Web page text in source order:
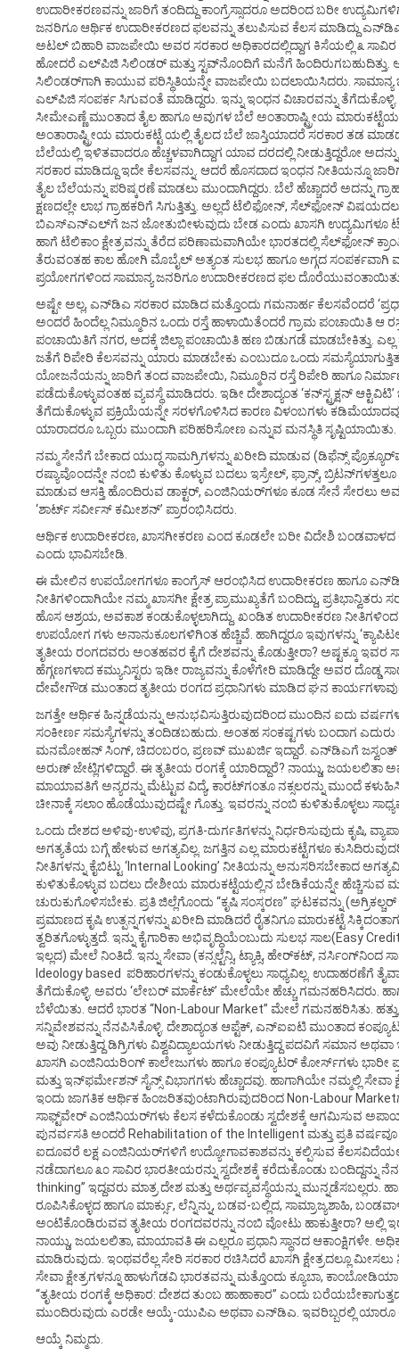
ಉದಾರೀಕರಣವನ್ನು ಜಾರಿಗೆ ತಂದಿದ್ದು ಕಾಂಗ್ರೆಸ್ಸಾದರೂ ಅದರಿಂದ ಬರೀ
ಜನರಿಗೂ ಆರ್ಥಿಕ ಉದಾರೀಕರಣದ ಫಲವನ್ನು ತಲುಪಿಸುವ ಕೆಲಸ ಮಾಡಿದ್ದು
ಅಟಲ್ ಬಿಹಾರಿ ವಾಜಪೇಯಿ ಅವರ ಸರಕಾರ ಅಧಿಕಾರದಲ್ಲಿದ್ದಾಗ ಕಿಸೆಯಲ್ಲಿ ೩ ಸಾವಿರ
ಹೋದರೆ ಎಲ್‌ಪಿಜಿ ಸಿಲಿಂಡರ್ ಮತ್ತು ಸ್ಟವ್‌ನೊಂದಿಗೆ ಮನೆಗೆ ಹಿಂದಿರುಗಬಹುದಿತ್ತು.
ಸಿಲಿಂಡರ್‌ಗಾಗಿ ಕಾಯುವ ಪರಿಸ್ಥಿತಿಯನ್ನೇ ವಾಜಪೇಯಿ ಬದಲಾಯಿಸಿದರು. ಸಾಮಾನ್ಯ
ಎಲ್‌ಪಿಜಿ ಸಂಪರ್ಕ ಸಿಗುವಂತೆ ಮಾಡಿದ್ದರು. ಇನ್ನು ಇಂಧನ ವಿಚಾರವನ್ನು
ಸೀಮೇಎಣ್ಣೆ ಮುಂತಾದ ತೈಲ ಹಾಗೂ ಅವುಗಳ ಬೆಲೆ ಅಂತಾರಾಷ್ಟ್ರೀಯ
ಅಂತಾರಾಷ್ಟ್ರೀಯ ಮಾರುಕಟ್ಟೆ ಯಲ್ಲಿ ತೈಲದ ಬೆಲೆ ಜಾಸ್ತಿಯಾದರೆ ಸರಕಾರ ತಡ
ಬೆಲೆಯಲ್ಲಿ ಇಳಿತವಾದರೂ ಹೆಚ್ಚಳವಾಗಿದ್ದಾಗ ಯಾವ ದರದಲ್ಲಿ ನೀಡುತ್ತಿದ್ದರೋ
ಸರಕಾರ ಮಾಡಿದ್ದೂ ಇದೇ ಕೆಲಸವನ್ನು. ಆದರೆ ಹೊಸದಾದ ಇಂಧನ ನೀತಿಯನ್ನೂ
ತೈಲ ಬೆಲೆಯನ್ನು ಪರಿಷ್ಕರಣೆ ಮಾಡಲು ಮುಂದಾಗಿದ್ದರು. ಬೆಲೆ ಹೆಚ್ಚಾದರೆ ಅದನ್ನು
ಕ್ಷಣದಲ್ಲೇ ಲಾಭ ಗ್ರಾಹಕರಿಗೆ ಸಿಗುತ್ತಿತ್ತು. ಅಲ್ಲದೆ ಟೆಲಿಫೋನ್, ಸೆಲ್‌ಫೋನ್
ಬಿಎಸ್‌ಎನ್‌ಎಲ್‌ಗೆ ಜನ ಜೋತುಬೀಳುವುದು ಬೇಡ ಎಂದು ಖಾಸಗಿ ಉದ್ಯಮಿಗಳೂ
ಹಾಗೆ ಟೆಲಿಕಾಂ ಕ್ಷೇತ್ರವನ್ನು ತೆರೆದ ಪರಿಣಾಮವಾಗಿಯೇ ಭಾರತದಲ್ಲಿ ಸೆಲ್‌ಫೋನ್
ತೆರುವಂತಹ ಕಾಲ ಹೋಗಿ ಮೊಬೈಲ್ ಅತ್ಯಂತ ಸುಲಭ ಹಾಗೂ ಅಗ್ಗದ ಸಂಪರ್ಕವಾಗಿ
ಪ್ರಯೋಗಗಳಿಂದ ಸಾಮಾನ್ಯ ಜನರಿಗೂ ಉದಾರೀಕರಣದ ಫಲ
ಅಷ್ಟೇ ಅಲ್ಲ, ಎನ್‌ಡಿಎ ಸರಕಾರ ಮಾಡಿದ ಮತ್ತೊಂದು ಗಮನಾರ್ಹ ಕೆಲಸವೆಂದರೆ
ಅಂದರೆ ಹಿಂದೆಲ್ಲ ನಿಮ್ಮೂರಿನ ಒಂದು ರಸ್ತೆ ಹಾಳಾಯಿತೆಂದರೆ ಗ್ರಾಮ ಪಂಚಾಯಿತಿ ಆ
ಪಂಚಾಯಿತಿಗೆ ನಗರ, ಅದಕ್ಕೆ ಜಿಲ್ಲಾ ಪಂಚಾಯಿತಿ ಹಣ ಬಿಡುಗಡೆ ಮಾಡಬೇಕಿತ್ತು. ಎಲ್ಲ
ಜತೆಗೆ ರಿಪೇರಿ ಕೆಲಸವನ್ನು ಯಾರು ಮಾಡಬೇಕು ಎಂಬುದೂ ಒಂದು
ಯೋಜನೆಯನ್ನು ಜಾರಿಗೆ ತಂದ ವಾಜಪೇಯಿ, ನಿಮ್ಮೂರಿನ ರಸ್ತೆ ರಿಪೇರಿ ಹಾಗೂ
ಪಡೆದುಕೊಳ್ಳುವಂತಹ ವ್ಯವಸ್ಥೆ ಮಾಡಿದರು. ಇಡೀ ದೇಶಾದ್ಯಂತ ‘ಕನ್‌ಸ್ಟ್ರಕ್ಷನ್
ತೆಗೆದುಕೊಳ್ಳುವ ಪ್ರಕ್ರಿಯೆಯನ್ನೇ ಸರಳಗೊಳಿಸಿದ ಕಾರಣ ವಿಳಂಬಗಳು
ಯಾರಾದರೂ ಒಬ್ಬರು ಮುಂದಾಗಿ ಪರಿಹರಿಸೋಣ ಎನ್ನುವ ಮನಸ್ಥಿತಿ ಸೃಷ್ಟಿಯಾಯಿತು.
ನಮ್ಮ ಸೇನೆಗೆ ಬೇಕಾದ ಯುದ್ಧ ಸಾಮಗ್ರಿಗಳನ್ನು ಖರೀದಿ ಮಾಡುವ (ಡಿಫೆನ್ಸ್
ರಷ್ಯಾವೊಂದನ್ನೇ ನಂಬಿ ಕುಳಿತು ಕೊಳ್ಳುವ ಬದಲು ಇಸ್ರೇಲ್, ಫ್ರಾನ್ಸ್,
ಮಾಡುವ ಆಸಕ್ತಿ ಹೊಂದಿರುವ ಡಾಕ್ಟರ್, ಎಂಜಿನಿಯರ್‌ಗಳೂ ಕೂಡ ಸೇನೆ ಸೇರಲು
‘ಶಾರ್ಟ್ ಸರ್ವೀಸ್ ಕಮೀಶನ್’ ಪ್ರಾರಂಭಿಸಿದರು.
ಆರ್ಥಿಕ ಉದಾರೀಕರಣ, ಖಾಸಗೀಕರಣ ಎಂದ ಕೂಡಲೇ ಬರೀ ವಿದೇಶಿ
ಎಂದು ಭಾವಿಸಬೇಡಿ.
ಈ ಮೇಲಿನ ಉಪಯೋಗಗಳೂ ಕಾಂಗ್ರೆಸ್ ಆರಂಭಿಸಿದ ಉದಾರೀಕರಣ ಹಾಗೂ
ನೀತಿಗಳಿಂದಾಗಿಯೇ ನಮ್ಮ ಖಾಸಗೀ ಕ್ಷೇತ್ರ ಪ್ರಾಮುಖ್ಯತೆಗೆ ಬಂದಿದ್ದು,
ಹೊಸ ಆಶ್ರಯ, ಅವಕಾಶ ಕಂಡುಕೊಳ್ಳಲಾಗಿದ್ದು. ಖಂಡಿತ ಉದಾರೀಕರಣ
ಉಪಯೋಗ ಗಳು ಅನಾನುಕೂಲಗಳಿಗಿಂತ ಹೆಚ್ಚಿವೆ. ಹಾಗಿದ್ದರೂ ಇವುಗಳನ್ನು
ತೃತೀಯ ರಂಗದವರು ಅಂತಹವರ ಕೈಗೆ ದೇಶವನ್ನು ಕೊಡುತ್ತೀರಾ? ಅಷ್ಟಕ್ಕೂ
ಹೆಗ್ಗಣಗಳಾದ ಕಮ್ಯುನಿಸ್ಟರು ಇಡೀ ರಾಜ್ಯವನ್ನು ಕೊಳೆಗೇರಿ ಮಾಡಿದ್ದೇ ಅವರ ದೊಡ್ಡ
ದೇವೇಗೌಡ ಮುಂತಾದ ತೃತೀಯ ರಂಗದ ಪ್ರಧಾನಿಗಳು ಮಾಡಿದ ಘನ
ಜಗತ್ತೇ ಆರ್ಥಿಕ ಹಿನ್ನಡೆಯನ್ನು ಅನುಭವಿಸುತ್ತಿರುವುದರಿಂದ ಮುಂದಿನ ಐದು
ಸಂಕೀರ್ಣ ಸಮಸ್ಯೆಗಳನ್ನು ತಂದಿಡಬಹುದು. ಅಂತಹ ಸಂಕಷ್ಟಗಳು ಬಂದಾಗ
ಮನಮೋಹನ್ ಸಿಂಗ್, ಚಿದಂಬರಂ, ಪ್ರಣವ್ ಮುಖರ್ಜಿ ಇದ್ದಾರೆ. ಎನ್‌ಡಿಎಗೆ
ಅರುಣ್ ಜೇಟ್ಲಿಗಳಿದ್ದಾರೆ. ಈ ತೃತೀಯ ರಂಗಕ್ಕೆ ಯಾರಿದ್ದಾರೆ? ನಾಯ್ಡು, ಜಯಲಲಿತಾ
ಮಾಯಾವತಿಗೆ ಅನ್ಯರನ್ನು ಮೆಟ್ಟುವ ವಿದ್ಯೆ, ಕಾರಟ್‌ಗಂತೂ ನಕ್ಸಲರನ್ನು ಮುಂದೆ
ಚೀನಾಕ್ಕೆ ಸಲಾಂ ಹೊಡೆಯುವುದಷ್ಟೇ ಗೊತ್ತು. ಇವರನ್ನು ನಂಬಿ ಕುಳಿತುಕೊಳ್ಳಲು
ಒಂದು ದೇಶದ ಅಳಿವು-ಉಳಿವು, ಪ್ರಗತಿ-ದುರ್ಗತಿಗಳನ್ನು ನಿರ್ಧರಿಸುವುದು ಕೃಷಿ,
ಅಗತ್ಯತೆಯ ಬಗ್ಗೆ ಹೇಳುವ ಅಗತ್ಯವಿಲ್ಲ. ಜಗತ್ತಿನ ಎಲ್ಲ ಮಾರುಕಟ್ಟೆಗಳೂ
ನೀತಿಗಳನ್ನು ಕೈಬಿಟ್ಟು ‘Internal Looking’ ನೀತಿಯನ್ನು ಅನುಸರಿಸಬೇಕಾದ
ಕುಳಿತುಕೊಳ್ಳುವ ಬದಲು ದೇಶೀಯ ಮಾರುಕಟ್ಟೆಯಲ್ಲಿನ ಬೇಡಿಕೆಯನ್ನೇ ಹೆಚ್ಚಿಸುವ
ಚುರುಕುಗೊಳಿಸಬೇಕು. ಪ್ರತಿ ಜಿಲ್ಲೆಗೊಂದು “ಕೃಷಿ ಸಂಸ್ಕರಣ” ಘಟಕವನ್ನು
ಪ್ರಮಾಣದ ಕೃಷಿ ಉತ್ಪನ್ನಗಳನ್ನು ಖರೀದಿ ಮಾಡಿದರೆ ರೈತನಿಗೂ ಮಾರುಕಟ್ಟೆ
ತ್ವರಿತಗೊಳ್ಳುತ್ತದೆ. ಇನ್ನು ಕೈಗಾರಿಕಾ ಅಭಿವೃದ್ಧಿಯೆಂಬುದು ಸುಲಭ ಸಾಲ(Easy
ಇಲ್ಲದ) ಮೇಲೆ ನಿಂತಿದೆ. ಇನ್ನು ಸೇವಾ (ಕನ್ಸಲ್ಟೆನ್ಸಿ, ಟ್ಯಾಕ್ಸಿ, ಹೇರ್‌ಕಟ್, ನರ್ಸಿಂಗ್‌ನಿಂದ
Ideology based ಪರಿಹಾರಗಳನ್ನು ಕಂಡುಕೊಳ್ಳಲು ಸಾಧ್ಯವಿಲ್ಲ. ಉದಾಹರಣೆಗೆ
ತೆಗೆದುಕೊಳ್ಳಿ. ಅವರು ‘ಲೇಬರ್ ಮಾರ್ಕೆಟ್’ ಮೇಲೆಯೇ ಹೆಚ್ಚು ಗಮನಹರಿಸಿದರು. ಹಾಗಾಗಿ
ಬೆಳೆಯಿತು. ಆದರೆ ಭಾರತ “Non-Labour Market” ಮೇಲೆ ಗಮನಹರಿಸಿತು.
ಸನ್ನಿವೇಶವನ್ನು ನೆನಪಿಸಿಕೊಳ್ಳಿ. ದೇಶಾದ್ಯಂತ ಆಪ್ಟೆಕ್, ಎನ್‌ಐಐಟಿ ಮುಂತಾದ
ಅವು ನೀಡುತ್ತಿದ್ದ ಡಿಗ್ರಿಗಳು ವಿಶ್ವವಿದ್ಯಾಲಯಗಳು ನೀಡುತ್ತಿದ್ದ ಪದವಿಗೆ ಸಮಾನ
ಖಾಸಗಿ ಎಂಜಿನಿಯರಿಂಗ್ ಕಾಲೇಜುಗಳು ಹಾಗೂ ಕಂಪ್ಯೂಟರ್ ಕೋರ್ಸ್‌ಗಳು ಭಾರೀ
ಮತ್ತು ಇನ್‌ಫರ್ಮೇಶನ್ ಸೈನ್ಸ್ ವಿಭಾಗಗಳು ಹೆಚ್ಚಾದವು. ಹಾಗಾಗಿಯೇ ನಮ್ಮಲ್ಲಿ ಸೇವಾ
ಇಂದು ಜಾಗತಿಕ ಆರ್ಥಿಕ ಹಿಂಜರಿತವುಂಟಾಗಿರುವುದರಿಂದ Non-Labour
ಸಾಫ್ಟ್‌ವೇರ್ ಎಂಜಿನಿಯರ್‌ಗಳು ಕೆಲಸ ಕಳೆದುಕೊಂಡು ಸ್ವದೇಶಕ್ಕೆ ಆಗಮಿಸುವ
ಪುನರ್ವಸತಿ ಅಂದರೆ Rehabilitation of the Intelligent ಮತ್ತು ಪ್ರತಿ
ಐದೂವರೆ ಲಕ್ಷ ಎಂಜಿನಿಯರ್‌ಗಳಿಗೆ ಉದ್ಯೋಗಾವಕಾಶವನ್ನು ಕಲ್ಪಿಸುವ ಕೆಲಸವಿದೆಯಲ್ಲಾ
ನಡೆದಾಗಲೂ ೩೦ ಸಾವಿರ ಭಾರತೀಯರನ್ನು ಸ್ವದೇಶಕ್ಕೆ ಕರೆದುಕೊಂಡು ಬಂದಿದ್ದನ್ನು
thinking” ಇದ್ದವರು ಮಾತ್ರ ದೇಶ ಮತ್ತು ಅರ್ಥವ್ಯವಸ್ಥೆಯನ್ನು ಮುನ್ನಡೆಸಬಲ್ಲರು.
ರೂಪಿಸಿಕೊಳ್ಳದ ಹಾಗೂ ಮಾರ್ಕ್ಸು, ಲೆನ್ನಿನ್ನು, ಬಡವ-ಬಲ್ಲಿದ, ಸಾಮ್ರಾಜ್ಯಶಾಹಿ,
ಅಂಟಿಕೊಂಡಿರುವವ ತೃತೀಯ ರಂಗದವರನ್ನು ನಂಬಿ ವೋಟು ಹಾಕುತ್ತೀರಾ?
ನಾಯ್ಡು, ಜಯಲಲಿತಾ, ಮಾಯಾವತಿ ಈ ಎಲ್ಲರೂ ಪ್ರಧಾನಿ ಸ್ಥಾನದ ಆಕಾಂಕ್ಷಿಗಳೇ.
ಮಾಡಿರುವುದು. ಇಂಥವರೆಲ್ಲ ಸೇರಿ ಸರಕಾರ ರಚಿಸಿದರೆ ಖಾಸಗಿ ಕ್ಷೇತ್ರದಲ್ಲೂ
ಸೇವಾ ಕ್ಷೇತ್ರಗಳನ್ನೂ ಹಾಳುಗೆಡವಿ ಭಾರತವನ್ನು ಮತ್ತೊಂದು ಕ್ಯೂಬಾ,
“ತೃತೀಯ ರಂಗಕ್ಕೆ ಅಧಿಕಾರ: ದೇಶದ ತುಂಬ ಹಾಹಾಕಾರ” ಎಂದು
ಮುಂದಿರುವುದು ಎರಡೇ ಆಯ್ಕೆ-ಯುಪಿಎ ಅಥವಾ ಎನ್‌ಡಿಎ. ಇವರಿಬ್ಬರಲ್ಲಿ ಯಾರೂ
ಆಯ್ಕೆ ನಿಮ್ಮದು.